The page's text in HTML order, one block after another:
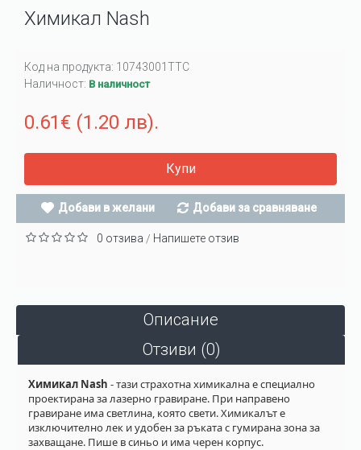
Химикал Nash
Код на продукта: 10743001TTC
Наличност: В наличност
0.61€ (1.20 лв).
Купи
Добави в желани Добави за сравняване
0 отзива / Напишете отзив
Описание
Отзиви (0)
Химикал Nash - тази страхотна химикална е специално
проектирана за лазерно гравиране. При направено
гравиране има светлина, която свети. Химикалът е
изключително лек и удобен за ръката с гумирана зона за
захващане. Пише в синьо и има черен корпус.